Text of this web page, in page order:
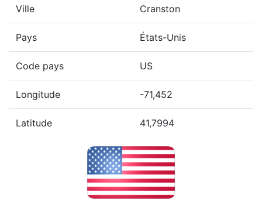
Ville Cranston
Pays États-Unis
Code pays US
Longitude -71,452
Latitude 41,7994